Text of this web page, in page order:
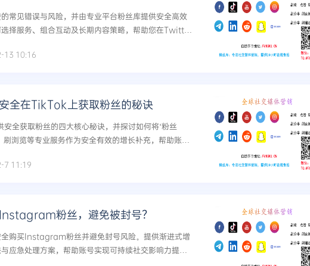
常见错误与风险，并由专业平台粉丝库提供安全高效
择服务、组合互动及长期内容策略，帮助您在Twitter
13 10:16
全在TikTok上获取粉丝的秘诀
全获取粉丝的四大核心秘诀，并探讨如何将‘粉丝
刷浏览等专业服务作为安全有效的增长补充，帮助账号
7 11:19
粉丝，避免被封号？
购买Instagram粉丝并避免封号风险。提供渐进式增
应急处理方案，帮助账号实现可持续社交影响力提